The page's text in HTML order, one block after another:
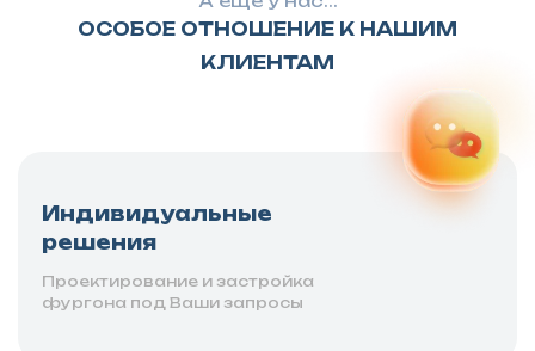
ОСОБОЕ ОТНОШЕНИЕ К НАШИМ
КЛИЕНТАМ
Индивидуальные
решения
Проектирование и застройка
фургона под Ваши запросы